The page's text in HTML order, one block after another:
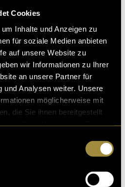
Cookies
Inhalte und Anzeigen zu
für soziale Medien anbieten
auf unsere Website zu
wir Informationen zu Ihrer
an unsere Partner für
und Analysen weiter. Unsere
möglicherweise mit
die Sie ihnen bereitgestellt